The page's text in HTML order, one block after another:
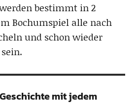
bestimmt in 2
Bochumspiel alle nach
und schon wieder
mit jedem